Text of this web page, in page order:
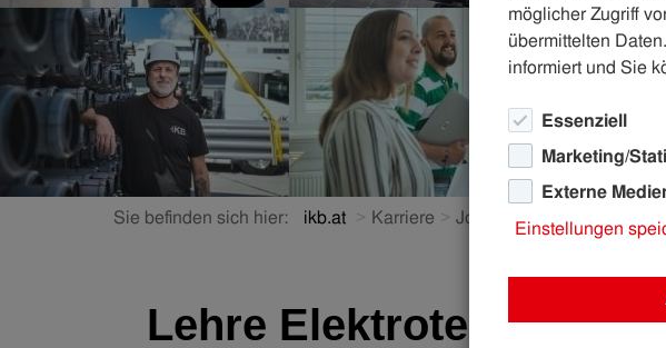
Sie befinden sich hier: ikb.at Karriere Jobs Lehre
möglicher Zugriff
übermittelten
informiert und Sie
Essenziell
Marketing/
Externe
Einstellungen
Lehre